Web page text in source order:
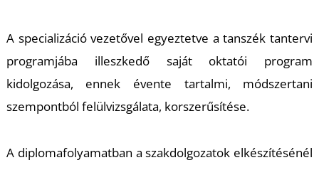
A specializáció vezetővel egyeztetve a tanszék tantervi
programjába illeszkedő saját oktatói program
kidolgozása, ennek évente tartalmi, módszertani
szempontból felülvizsgálata, korszerűsítése.
A diplomafolyamatban a szakdolgozatok elkészítésénél